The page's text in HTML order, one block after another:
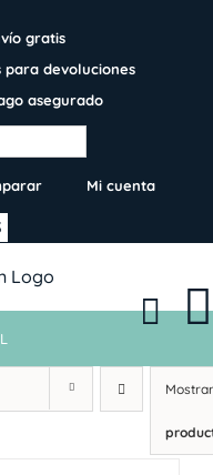
gratis
para devoluciones
asegurado
Mi cuenta